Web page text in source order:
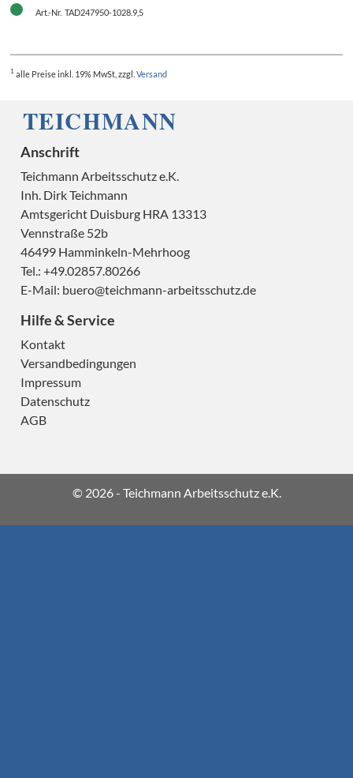
Art.-Nr. TAD247950-1028.9,5
1 alle Preiseinkl. 19% MwSt, zzgl. Versand
Anschrift
Teichmann Arbeitsschutz e.K.
Inh. Dirk Teichmann
Amtsgericht Duisburg HRA 13313
Vennstraße 52b
46499 Hamminkeln-Mehrhoog
Tel.: +49.02857.80266
E-Mail: buero@teichmann-arbeitsschutz.de
Hilfe & Service
Kontakt
Versandbedingungen
Impressum
Datenschutz
AGB
© 2026 - Teichmann Arbeitsschutz e.K.